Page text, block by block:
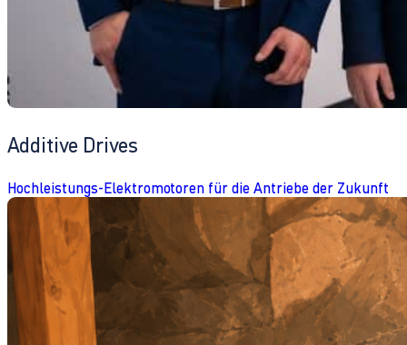
Additive Drives
Hochleistungs-Elektromotoren für die Antriebe der Zukunft